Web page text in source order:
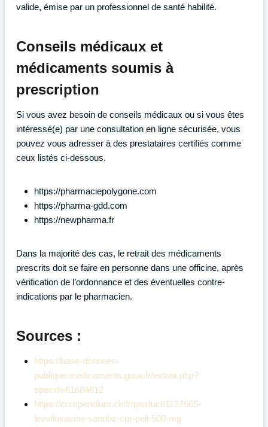
valide, émise par un professionnel de santé habilité.
Conseils médicaux et
médicaments soumis à
prescription
Si vous avez besoin de conseils médicaux ou si vous êtes
intéressé(e) par une consultation en ligne sécurisée, vous
pouvez vous adresser à des prestataires certifiés comme
ceux listés ci-dessous.
https://pharmaciepolygone.com
https://pharma-gdd.com
https://newpharma.fr
Dans la majorité des cas, le retrait des médicaments
prescrits doit se faire en personne dans une officine, après
vérification de l’ordonnance et des éventuelles contre-
indications par le pharmacien.
Sources :
https://base-donnees-
publique.medicaments.gouv.fr/extrait.php?
specid=61684812
https://compendium.ch/fr/product/1127665-
levofloxacine-sandoz-cpr-pell-500-mg